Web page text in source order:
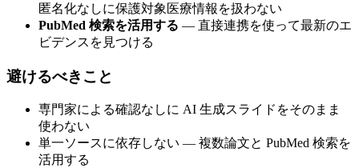
匿名化なしに保護対象医療情報を扱わない
PubMed 検索を活用する — 直接連携を使って最新のエ
ビデンスを見つける
避けるべきこと
専門家による確認なしに AI 生成スライドをそのまま
使わない
単一ソースに依存しない — 複数論文と PubMed 検索を
活用する